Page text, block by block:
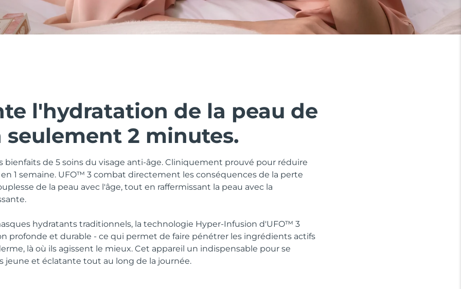
l'hydratation de la peau de
seulement 2 minutes.
bienfaits de 5 soins du visage anti-âge. Cliniquement prouvé pour réduire
en 1 semaine. UFO™ 3 combat directement les conséquences de la perte
de la peau avec l'âge, tout en raffermissant la peau avec la
hydratants traditionnels, la technologie Hyper-Infusion d'UFO™ 3
profonde et durable - ce qui permet de faire pénétrer les ingrédients actifs
là où ils agissent le mieux. Cet appareil un indispensable pour se
jeune et éclatante tout au long de la journée.